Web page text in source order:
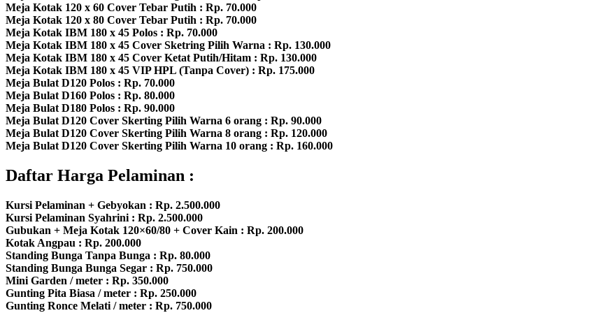
Meja Kotak 120 x 60 Cover Tebar Putih : Rp. 70.000
Meja Kotak 120 x 80 Cover Tebar Putih : Rp. 70.000
Meja Kotak IBM 180 x 45 Polos : Rp. 70.000
Meja Kotak IBM 180 x 45 Cover Sketring Pilih Warna : Rp. 130.000
Meja Kotak IBM 180 x 45 Cover Ketat Putih/Hitam : Rp. 130.000
Meja Kotak IBM 180 x 45 VIP HPL (Tanpa Cover) : Rp. 175.000
Meja Bulat D120 Polos : Rp. 70.000
Meja Bulat D160 Polos : Rp. 80.000
Meja Bulat D180 Polos : Rp. 90.000
Meja Bulat D120 Cover Skerting Pilih Warna 6 orang : Rp. 90.000
Meja Bulat D120 Cover Skerting Pilih Warna 8 orang : Rp. 120.000
Meja Bulat D120 Cover Skerting Pilih Warna 10 orang : Rp. 160.000
Daftar Harga Pelaminan :
Kursi Pelaminan + Gebyokan : Rp. 2.500.000
Kursi Pelaminan Syahrini : Rp. 2.500.000
Gubukan + Meja Kotak 120×60/80 + Cover Kain : Rp. 200.000
Kotak Angpau : Rp. 200.000
Standing Bunga Tanpa Bunga : Rp. 80.000
Standing Bunga Bunga Segar : Rp. 750.000
Mini Garden / meter : Rp. 350.000
Gunting Pita Biasa / meter : Rp. 250.000
Gunting Ronce Melati / meter : Rp. 750.000